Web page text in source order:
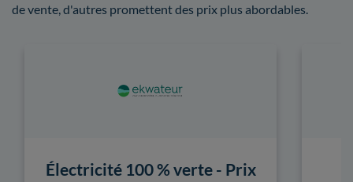
de vente, d'autres promettent des prix plus abordables.
Électricité 100 % verte - Prix